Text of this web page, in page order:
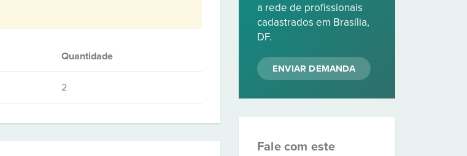
Quantidade
2
a rede de profissionais
cadastrados em Brasília,
DF.
ENVIAR DEMANDA
Fale com este